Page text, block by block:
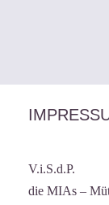
V.i.S.d.P.
die MIAs –